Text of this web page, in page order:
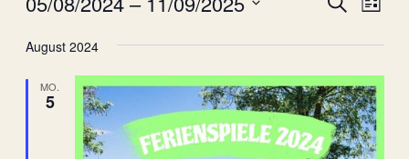
Such-
und
Liste
wählen.
August 2024
MO.
5